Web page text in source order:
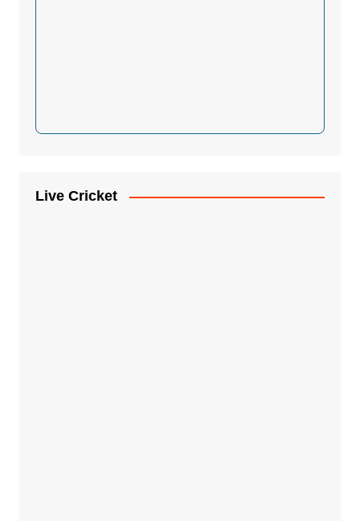
Live Cricket